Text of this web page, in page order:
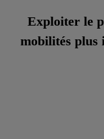
Exploiter le
mobilités plus